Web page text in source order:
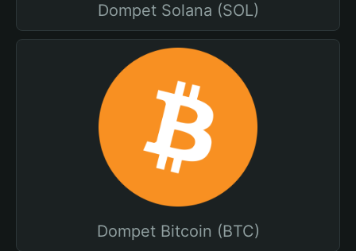
Dompet Solana (SOL)
Dompet Bitcoin (BTC)